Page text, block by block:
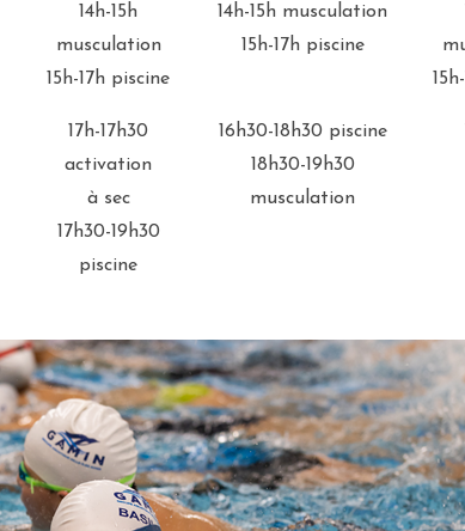
14h-15h
musculation
15h-17h piscine
14h-15h musculation
15h-17h piscine
17h-17h30
activation
à sec
17h30-19h30
piscine
16h30-18h30 piscine
18h30-19h30
musculation